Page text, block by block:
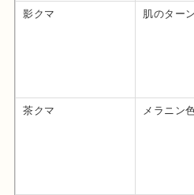
影クマ 肌のター
茶クマ メラニン